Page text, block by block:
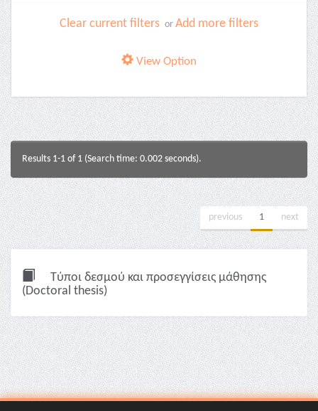
Clear current filters or Add more filters
View Option
Results 1-1 of 1 (Search time: 0.002 seconds).
previous 1 next
Τύποι δεσμού και προσεγγίσεις μάθησης
(Doctoral thesis)